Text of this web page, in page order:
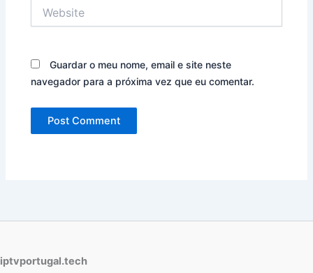
Guardar o meu nome, email e site neste
navegador para a próxima vez que eu comentar.
iptvportugal.tech